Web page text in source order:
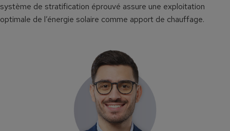
système de stratification éprouvé assure une exploitation
optimale de l’énergie solaire comme apport de chauffage.